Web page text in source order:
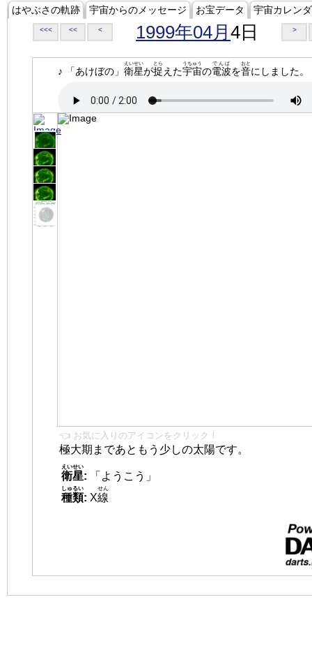
はやぶさの軌跡 宇宙からのメッセージ お宝データ 宇宙カレン
<<< << < 1999年04月 4日 >
♪ 「あけぼの」 衛星
えいせい
が捉
とら
えた宇宙
うちゅう
の電波
でんぱ
を音
おと
にしました。
👈 お気に入りのアイコンをクリック！
極大期まであともう少しの太陽です。
衛星
えいせい
:
「ようこう」
種類
しゅるい
: X線
せん